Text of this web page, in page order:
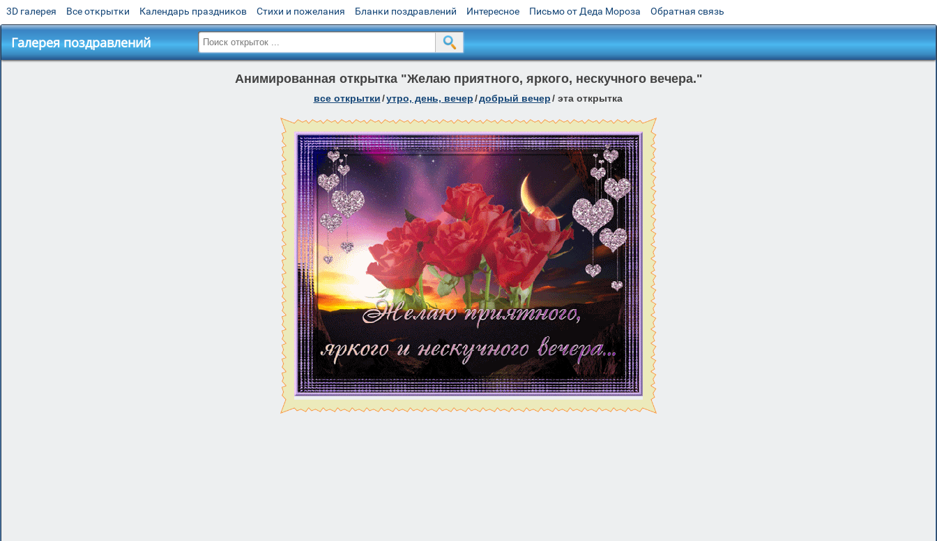
3D галерея Все открытки Календарь праздников Стихи и пожелания Бланки поздравлений Интересное Письмо от Деда Мороза Обратная связь
Галерея поздравлений
Анимированная открытка "Желаю приятного, яркого, нескучного вечера."
все открытки/утро, день, вечер/добрый вечер/ эта открытка